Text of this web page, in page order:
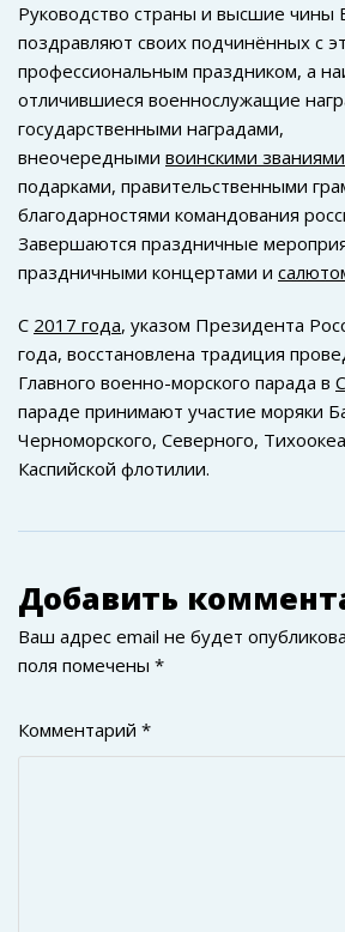
Руководство страны и высшие
поздравляют своих подчинённых с
профессиональным праздником, а
отличившиеся военнослужащие
государственными наградами,
внеочередными воинскими званиями
подарками, правительственными
благодарностями командования
Завершаются праздничные
праздничными концертами и
С 2017 года, указом Президента
года, восстановлена традиция
Главного военно-морского парада в
параде принимают участие моряки
Черноморского, Северного,
Каспийской флотилии.
Добавить
Ваш адрес email не будет
поля помечены *
Комментарий *